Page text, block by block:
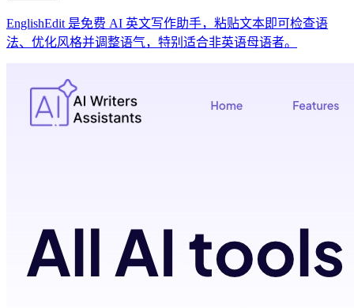
EnglishEdit 是免费 AI 英文写作助手，粘贴文本即可检查语
法、优化风格并调整语气，特别适合非英语母语者。